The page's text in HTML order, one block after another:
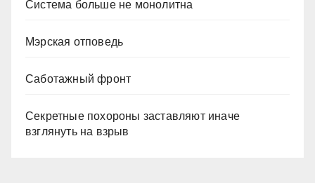
Система больше не монолитна
Мэрская отповедь
Саботажный фронт
Секретные похороны заставляют иначе
взглянуть на взрыв